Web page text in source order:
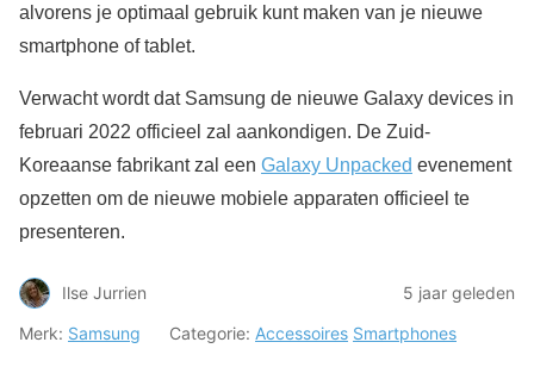
alvorens je optimaal gebruik kunt maken van je nieuwe
smartphone of tablet.
Verwacht wordt dat Samsung de nieuwe Galaxy devices in
februari 2022 officieel zal aankondigen. De Zuid-
Koreaanse fabrikant zal een Galaxy Unpacked evenement
opzetten om de nieuwe mobiele apparaten officieel te
presenteren.
Ilse Jurrien
5 jaar geleden
Merk: Samsung Categorie: Accessoires Smartphones